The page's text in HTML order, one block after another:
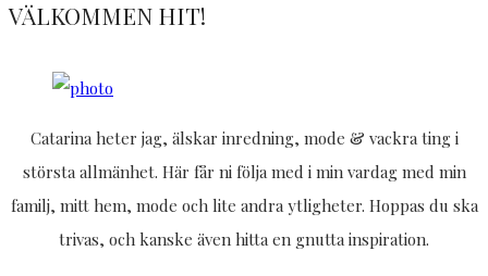
VÄLKOMMEN HIT!
Catarina heter jag, älskar inredning, mode & vackra ting i
största allmänhet. Här får ni följa med i min vardag med min
familj, mitt hem, mode och lite andra ytligheter. Hoppas du ska
trivas, och kanske även hitta en gnutta inspiration.